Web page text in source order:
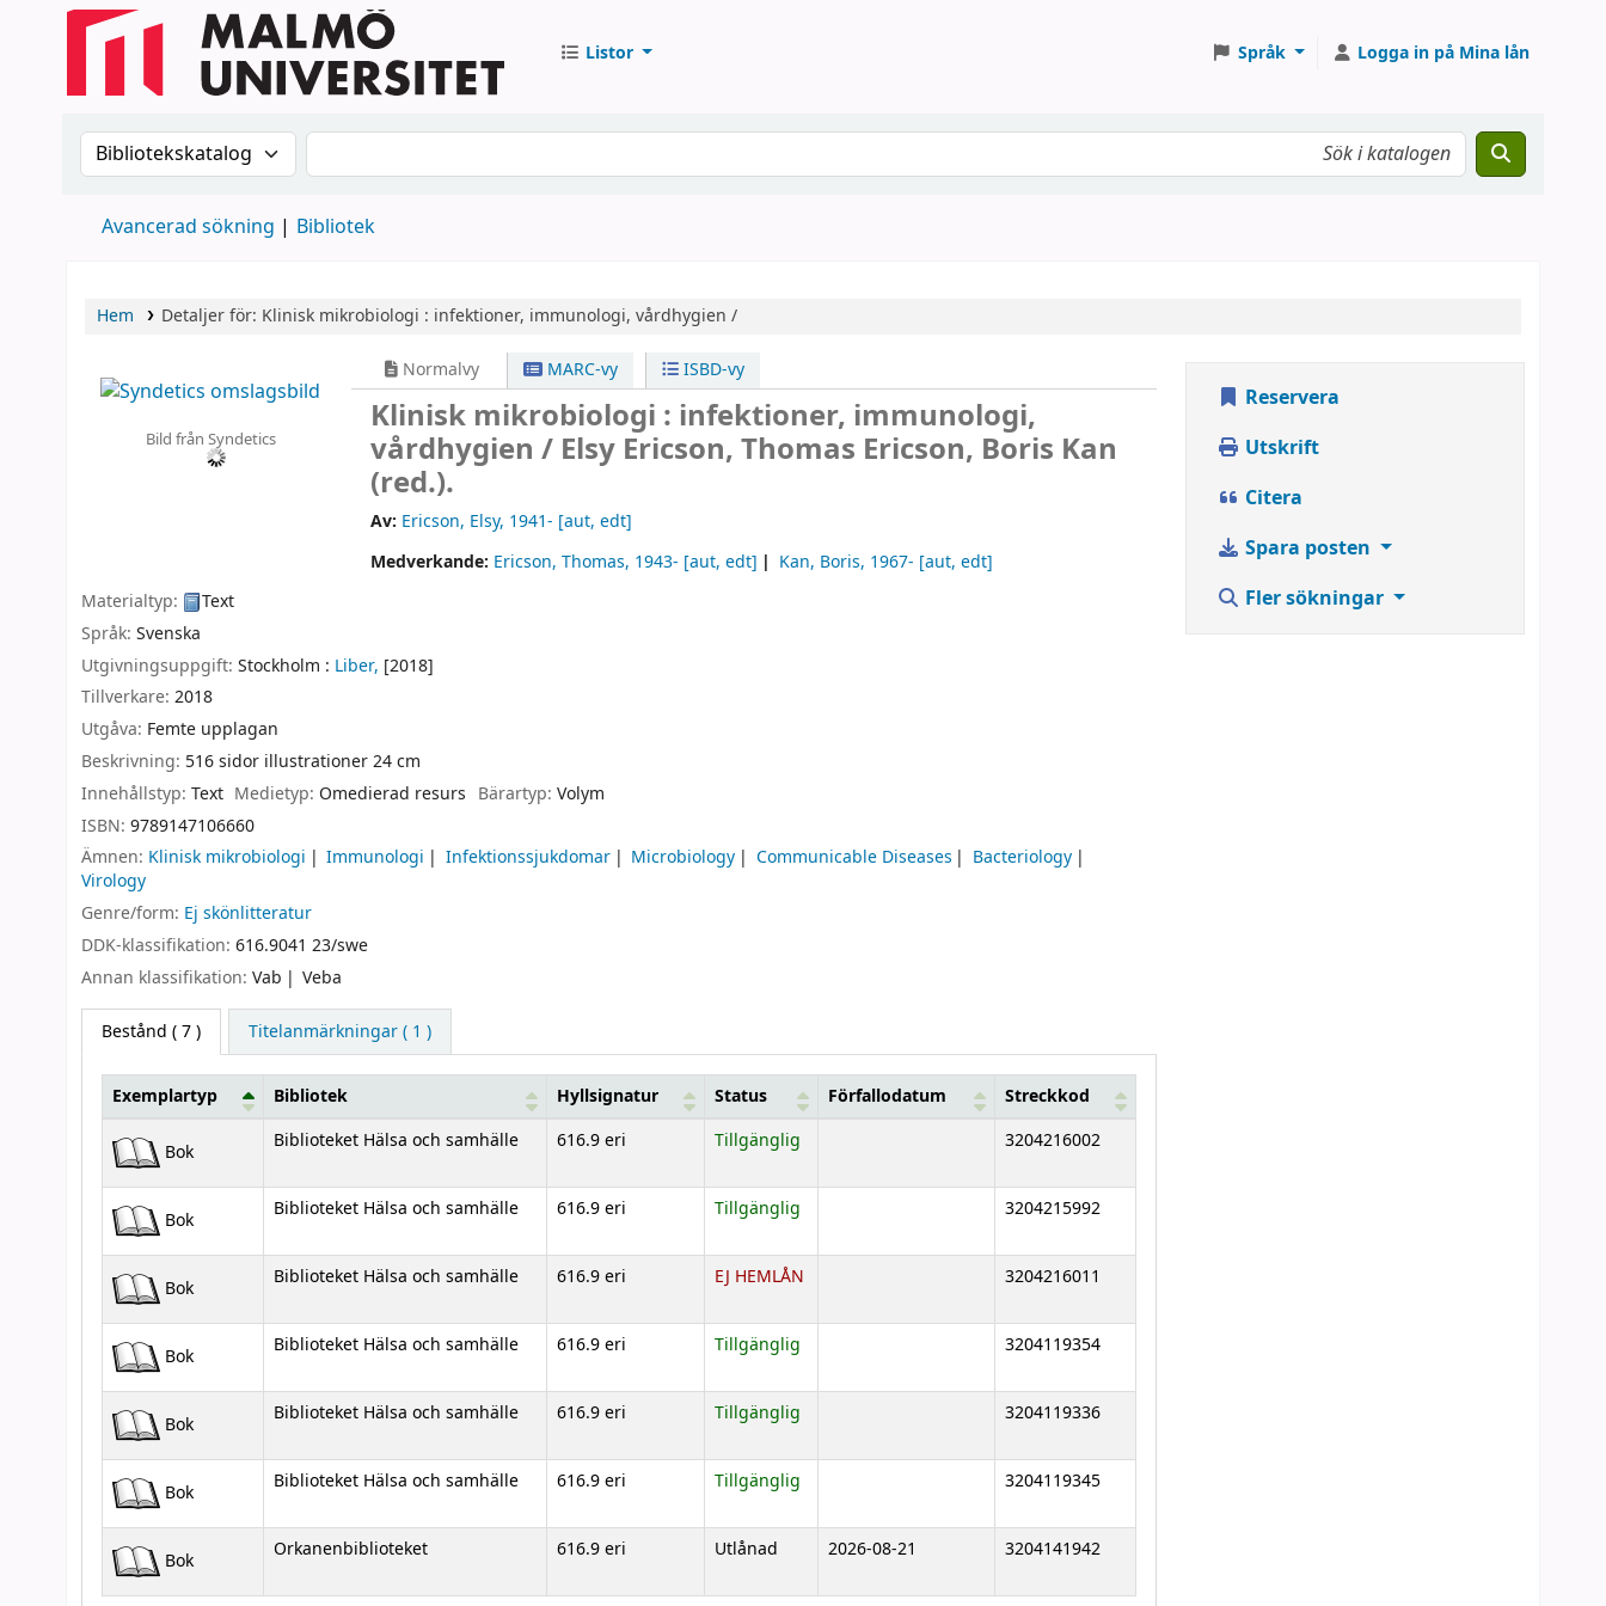
Listor Språk Logga in på Mina lån
Sök i katalogen efter:Sök i katalogen
Avancerad sökning Bibliotek
Hem Detaljer för: Klinisk mikrobiologi : infektioner, immunologi, vårdhygien /
Bild från Syndetics
Normalvy MARC-vy ISBD-vy
Klinisk mikrobiologi : infektioner, immunologi,
vårdhygien / Elsy Ericson, Thomas Ericson, Boris Kan
(red.).
Av: Ericson, Elsy, 1941- [aut, edt]
Medverkande: Ericson, Thomas, 1943- [aut, edt] Kan, Boris, 1967- [aut, edt]
Materialtyp:
Text
Språk: Svenska
Utgivningsuppgift: Stockholm : Liber, [2018]
Tillverkare: 2018
Utgåva: Femte upplagan
Beskrivning: 516 sidor illustrationer 24 cm
Innehållstyp: Text Medietyp: Omedierad resurs Bärartyp: Volym
ISBN: 9789147106660
Ämnen: Klinisk mikrobiologi Immunologi Infektionssjukdomar Microbiology Communicable Diseases
Bacteriology
Virology
Genre/form: Ej skönlitteratur
DDK-klassifikation: 616.9041 23/swe
Annan klassifikation: Vab Veba
Bestånd ( 7 ) Titelanmärkningar ( 1 )
Exemplartyp Bibliotek Hyllsignatur Status Förfallodatum Streckkod
Bok Biblioteket Hälsa och samhälle 616.9 eri Tillgänglig 3204216002
Bok Biblioteket Hälsa och samhälle 616.9 eri Tillgänglig 3204215992
Bok Biblioteket Hälsa och samhälle 616.9 eri EJ HEMLÅN 3204216011
Bok Biblioteket Hälsa och samhälle 616.9 eri Tillgänglig 3204119354
Bok Biblioteket Hälsa och samhälle 616.9 eri Tillgänglig 3204119336
Bok Biblioteket Hälsa och samhälle 616.9 eri Tillgänglig 3204119345
Bok Orkanenbiblioteket 616.9 eri Utlånad 2026-08-21 3204141942
Reservera
Utskrift
Citera
Spara posten
Fler sökningar